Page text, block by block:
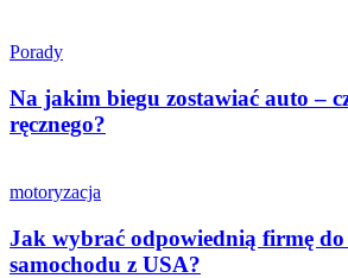
Porady
Na jakim biegu zostawiać auto –
ręcznego?
motoryzacja
Jak wybrać odpowiednią firmę
samochodu z USA?